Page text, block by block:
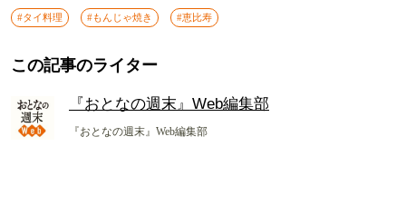
#タイ料理 #もんじゃ焼き #恵比寿
この記事のライター
『おとなの週末』Web編集部
『おとなの週末』Web編集部